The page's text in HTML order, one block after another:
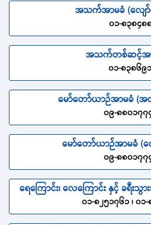
အသက်အာမခံ (လျော်
၀၁-၈၃၈၄၈
အသက်တစ်ဆင့်အာ
၀၁-၈၃၈၆၉
မော်တော်ယာဉ်အာမခံ (
၀၉-၈၈၀၁၇၇
မော်တော်ယာဉ်အာမခံ (လ
၀၉-၈၈၀၁၇၇
ရေကြောင်း၊ လေကြောင်း နှင့် ခရီ
၀၁-၈၂၅၁၇၆၁ ၊ ၀၁